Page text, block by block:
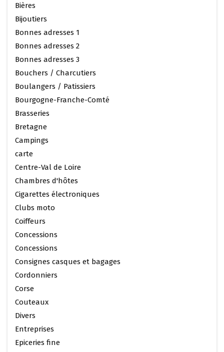
Bières
Bijoutiers
Bonnes adresses 1
Bonnes adresses 2
Bonnes adresses 3
Bouchers / Charcutiers
Boulangers / Patissiers
Bourgogne-Franche-Comté
Brasseries
Bretagne
Campings
carte
Centre-Val de Loire
Chambres d'hôtes
Cigarettes électroniques
Clubs moto
Coiffeurs
Concessions
Concessions
Consignes casques et bagages
Cordonniers
Corse
Couteaux
Divers
Entreprises
Epiceries fine